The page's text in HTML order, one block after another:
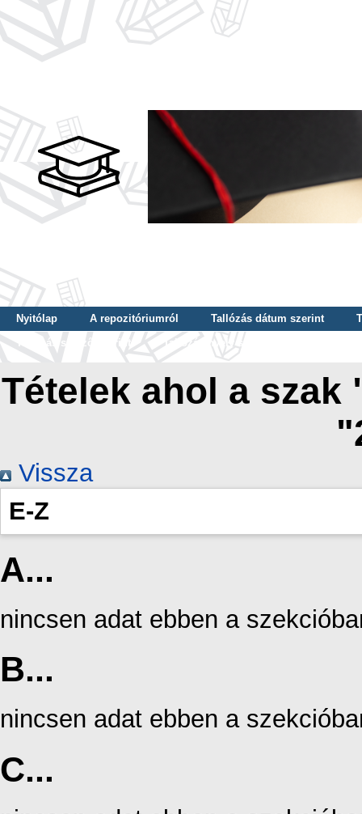
Nyitólap A repozitóriumról Tallózás dátum szerint
Tallózás szerző szerint
Tallózás nyelv szerint
Tételek ahol a szak
Vissza
E-Z
A...
nincsen adat ebben a
B...
nincsen adat ebben a
C...